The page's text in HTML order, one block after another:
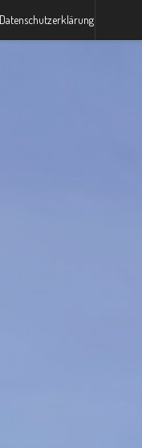
Datenschutzerklärung